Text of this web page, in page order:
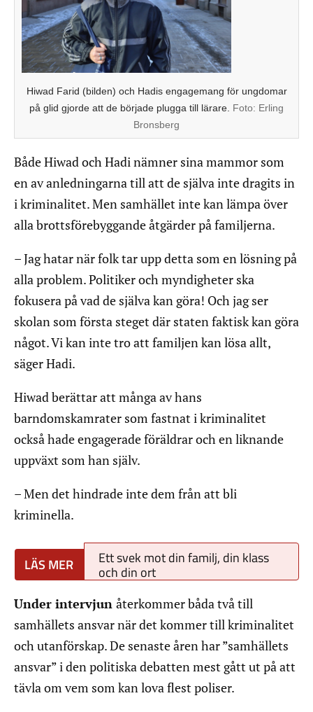
Hiwad Farid (bilden) och Hadis engagemang för ungdomar
på glid gjorde att de började plugga till lärare. Foto: Erling
Bronsberg
Både Hiwad och Hadi nämner sina mammor som
en av anledningarna till att de själva inte dragits in
i kriminalitet. Men samhället inte kan lämpa över
alla brottsförebyggande åtgärder på familjerna.
– Jag hatar när folk tar upp detta som en lösning på
alla problem. Politiker och myndigheter ska
fokusera på vad de själva kan göra! Och jag ser
skolan som första steget där staten faktisk kan göra
något. Vi kan inte tro att familjen kan lösa allt,
säger Hadi.
Hiwad berättar att många av hans
barndomskamrater som fastnat i kriminalitet
också hade engagerade föräldrar och en liknande
uppväxt som han själv.
– Men det hindrade inte dem från att bli
kriminella.
Ett svek mot din familj, din klass
och din ort
Under intervjun återkommer båda två till
samhällets ansvar när det kommer till kriminalitet
och utanförskap. De senaste åren har ”samhällets
ansvar” i den politiska debatten mest gått ut på att
tävla om vem som kan lova flest poliser.